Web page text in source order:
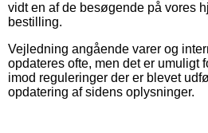
vidt en af de besøgende på vores
bestilling.
Vejledning angående varer og
opdateres ofte, men det er umuligt
imod reguleringer der er blevet
opdatering af sidens oplysninger.